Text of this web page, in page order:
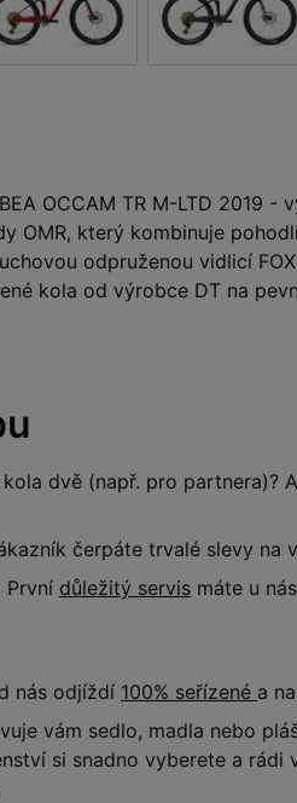
OCCAM TR M-LTD 2019 -
OMR, který kombinuje
odpruženou vidlicí
kola od výrobce DT na
kola dvě (např. pro partnera)?
čerpáte trvalé slevy na
První důležitý servis máte u
nás odjíždí 100% seřízené a
vám sedlo, madla nebo
si snadno vyberete a rádi